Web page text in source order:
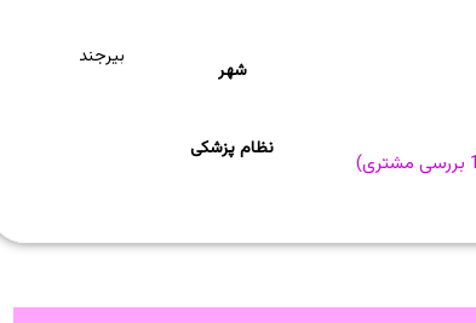
بررسی مشتری)
شهر
بیرجند
نظام پزشکی